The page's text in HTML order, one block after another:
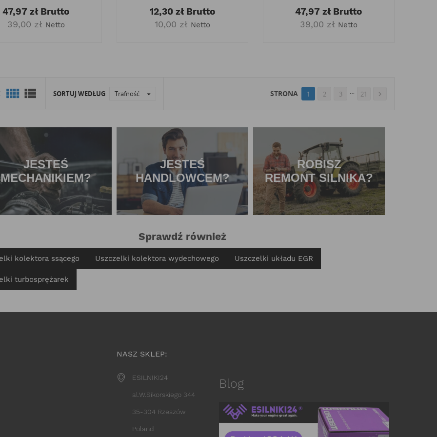
47,97 zł Brutto
39,00 zł Netto
12,30 złBrutto
10,00 zł Netto
47,97 zł Brutto
39,00 zł Netto
  SORTUJ WEDŁUG Trafność  STRONA 1 2 3 21 
JESTEŚ
MECHANIKIEM?
JESTEŚ
HANDLOWCEM?
ROBISZ
REMONT SILNIKA?
Sprawdź również
kolektora ssącego Uszczelki kolektora wydechowego Uszczelki układu EGR
turbosprężarek
NASZ SKLEP:
ESILNIKI24
al.W.Sikorskiego 344
35-304 Rzeszów
Poland
Blog